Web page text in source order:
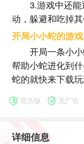
3.游戏中还
动，躲避和吃掉其
开局小小蛇的游
开局一条小
帮助小蛇进化到
蛇的就快来下载
官方版 无广告
详细信息